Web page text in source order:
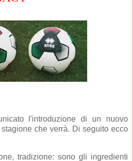
l'introduzione di un nuovo
che verrà. Di seguito ecco
tradizione: sono gli ingredienti